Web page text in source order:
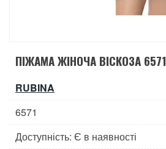
ПІЖАМА ЖІНОЧА ВІСКОЗА 6571
RUBINA
6571
Доступність: Є в наявності